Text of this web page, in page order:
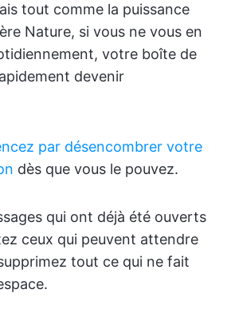
tout comme la puissance
Nature, si vous ne vous en
votre boîte de
devenir
par désencombrer votre
dès que vous le pouvez.
qui ont déjà été ouverts
ceux qui peuvent attendre
tout ce qui ne fait